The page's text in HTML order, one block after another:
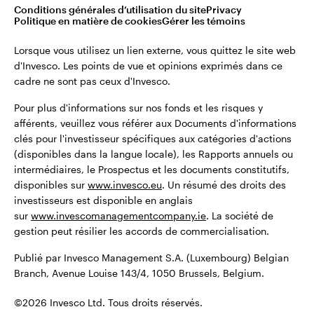
Belgique
English
Dutch
Contactez-nous
Restez connecté
Conditions générales d’utilisation du sitePrivacy
Politique en matière de cookiesGérer les témoins
Lorsque vous utilisez un lien externe, vous quittez le site web
d'Invesco. Les points de vue et opinions exprimés dans ce
cadre ne sont pas ceux d'Invesco.
Pour plus d'informations sur nos fonds et les risques y
afférents, veuillez vous référer aux Documents d'informations
clés pour l'investisseur spécifiques aux catégories d'actions
(disponibles dans la langue locale), les Rapports annuels ou
intermédiaires, le Prospectus et les documents constitutifs,
disponibles sur www.invesco.eu. Un résumé des droits des
investisseurs est disponible en anglais
sur www.invescomanagementcompany.ie. La société de
gestion peut résilier les accords de commercialisation.
Publié par Invesco Management S.A. (Luxembourg) Belgian
Branch, Avenue Louise 143/4, 1050 Brussels, Belgium.
©2026 Invesco Ltd. Tous droits réservés.